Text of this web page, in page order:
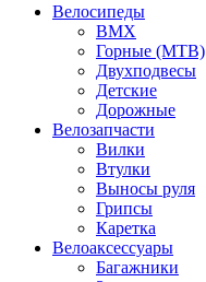
Велосипеды
BMX
Горные (MTB)
Двухподвесы
Детские
Дорожные
Велозапчасти
Вилки
Втулки
Выносы руля
Грипсы
Каретка
Велоаксессуары
Багажники